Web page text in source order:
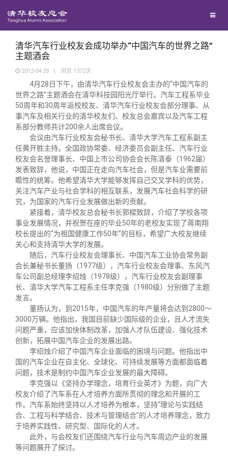
地区联络
年级联络
院系校友工作
专业委员会
兴趣群体
西南联大校友会
回馈母校
捐赠项目
捐赠新闻
捐赠纪事
捐赠方法
义工计划
媒体平台
《清华校友通讯》
《水木清华》
我要订阅
新媒体平台
百年清华
清华人物
清华故事
青春风采
校友文苑
校友讲坛
校友视界
校友服务
终身学习
信息化服务
三创大赛
实用信息
校友总会
总会简介
会长致辞
总会章程
理事会名单
制度法规
联系我们
关闭
清华汽车行业校友会成功举办“中国汽车的世界之路”
主题酒会
2012-04-28 | 浏览 1372次
4月28日下午，由清华汽车行业校友会主办的“中国汽车的
世界之路”主题酒会在清华科技园阳光厅举行。汽车工程系毕业
50周年和30周年返校校友、清华汽车行业校友会部分理事、从
事汽车及相关行业的清华校友们、校友总会嘉宾以及汽车工程
系部分教师共计200余人出席会议。
会议由汽车行业校友会秘书长、清华大学汽车工程系副主
任黄开胜主持。全国政协常委、经济委员会副主任、汽车行业
校友会名誉理事长、中国上市公司协会会长陈清泰（1962届）
发表致辞，他说，中国正在走向汽车社会，但是汽车业需要前
瞻性的统筹。他希望清华大学能够发挥自己交叉学科的优势，
关注汽车产业与社会学科的相互联系，发展汽车社会科学的研
究，为国家的汽车行业发展做出新的贡献。
紧接着，清华校友总会秘书长郭樑致辞，介绍了学校各项
事业发展情况，并祝贺在座的毕业50年的老校友实现了蒋南翔
校长提出的“为祖国健康工作50年”的目标，希望广大校友继续
关心和支持清华大学的发展。
随后，汽车行业校友会理事长、中国汽车工业协会常务副
会长兼秘书长董扬（1977级），汽车行业校友会理事、东风汽
车公司副总经理李绍烛（1978级），汽车行业校友会副理事
长、清华大学汽车工程系主任李克强（1980级）分别做了主题
发言。
董扬认为，到2015年，中国汽车的年产量将会达到2800～
3000万辆。他指出，我国目前缺少国际级的企业，且人才流失
问题严重，应该加快体制改革，加强人才队伍建设、强化技术
创新，拓展中国汽车企业的发展出路。
李绍烛介绍了中国汽车企业面临的困境与问题。他指出中
国的汽车企业在自主化、全球化、可持续发展等方面都面临着
问题，技术是制约中国汽车企业发展的最大障碍。
李克强以《坚持办学理念，培育行业英才》为题，向广大
校友介绍了汽车系在人才培养方面所贯彻的理念和开展的工
作。汽车系始终坚持以人才培养为根本，坚持“理论与实践结
合、工程与科学结合、技术与管理结合”的人才培养理念，致力
于培养实践性、研究型、国际化的人才。
此外，与会校友们还围绕汽车行业与汽车周边产业的发展
等问题展开了探讨。